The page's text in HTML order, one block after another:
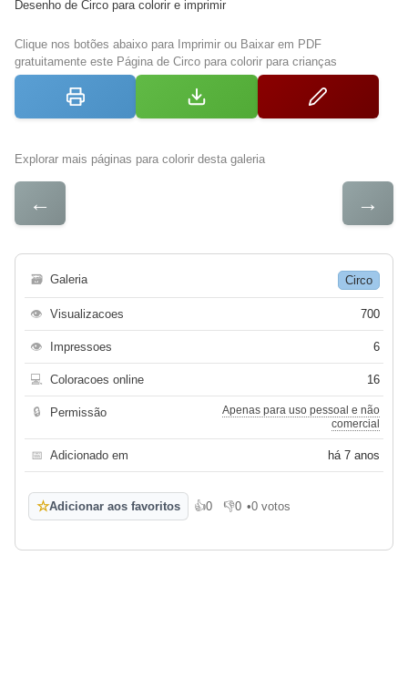
Desenho de Circo para colorir e imprimir
Clique nos botões abaixo para Imprimir ou Baixar em PDF
gratuitamente este Página de Circo para colorir para crianças
Explorar mais páginas para colorir desta galeria
← →
🗃 Galeria Circo
👁 Visualizacoes 700
👁 Impressoes 6
💻 Coloracoes online 16
🔒 Permissão
Apenas para uso pessoal e não
comercial
📅 Adicionado em há 7 anos
☆Adicionar aos favoritos 👍0
Gosto 👎0
Não gosto
•0 votos